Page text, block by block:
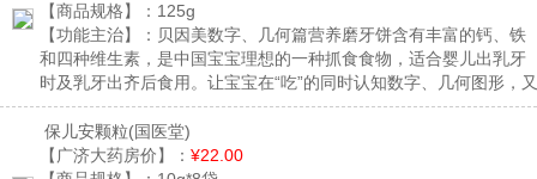
【商品规格】： 125g
【功能主治】： 贝因美数字、几何篇营养磨牙饼含有丰富的钙、铁
和四种维生素，是中国宝宝理想的一种抓食食物，适合婴儿出乳牙
时及乳牙出齐后食用。让宝宝在“吃”的同时认知数字、几何图形，又
可以锻炼宝宝的抓握能力。
保儿安颗粒(国医堂)
【广济大药房价】： ¥22.00